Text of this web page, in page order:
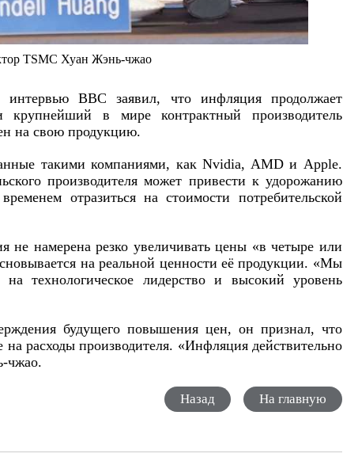
TSMC Хуан Жэнь-чжао
BBC заявил, что инфляция продолжает
крупнейший в мире контрактный производитель
на свою продукцию.
такими компаниями, как Nvidia, AMD и Apple.
производителя может привести к удорожанию
отразиться на стоимости потребительской
намерена резко увеличивать цены «в четыре или
на реальной ценности её продукции. «Мы
технологическое лидерство и высокий уровень
будущего повышения цен, он признал, что
расходы производителя. «Инфляция действительно
чжао.
Назад На главную